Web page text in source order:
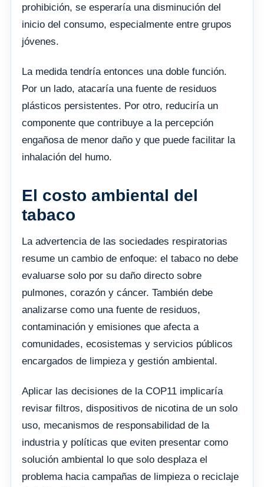
prohibición, se esperaría una disminución del
inicio del consumo, especialmente entre grupos
jóvenes.
La medida tendría entonces una doble función.
Por un lado, atacaría una fuente de residuos
plásticos persistentes. Por otro, reduciría un
componente que contribuye a la percepción
engañosa de menor daño y que puede facilitar la
inhalación del humo.
El costo ambiental del
tabaco
La advertencia de las sociedades respiratorias
resume un cambio de enfoque: el tabaco no debe
evaluarse solo por su daño directo sobre
pulmones, corazón y cáncer. También debe
analizarse como una fuente de residuos,
contaminación y emisiones que afecta a
comunidades, ecosistemas y servicios públicos
encargados de limpieza y gestión ambiental.
Aplicar las decisiones de la COP11 implicaría
revisar filtros, dispositivos de nicotina de un solo
uso, mecanismos de responsabilidad de la
industria y políticas que eviten presentar como
solución ambiental lo que solo desplaza el
problema hacia campañas de limpieza o reciclaje